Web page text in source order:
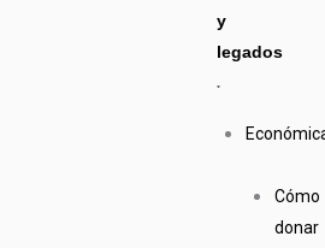
y
legados
Cómo
donar